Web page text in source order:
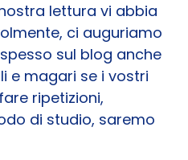
lettura vi abbia
ci auguriamo
sul blog anche
e magari se i vostri
ripetizioni,
di studio, saremo